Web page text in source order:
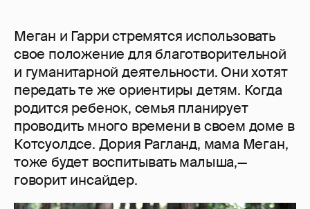
Меган и Гарри стремятся использовать
свое положение для благотворительной
и гуманитарной деятельности. Они хотят
передать те же ориентиры детям. Когда
родится ребенок, семья планирует
проводить много времени в своем доме в
Котсуолдсе. Дория Рагланд, мама Меган,
тоже будет воспитывать малыша,—
говорит инсайдер.